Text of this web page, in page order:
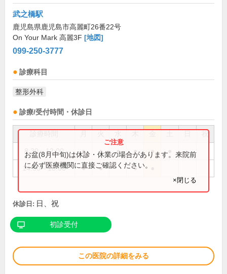
武之橋駅
鹿児島県鹿児島市高麗町26番22号
On Your Mark 高麗3F [地図]
099-250-3777
診療科目
整形外科
診療/受付時間・休診日
祝
8:30～12:00 ● ● ● ● ●
14:30～18:00 ● ● ●
お盆(8月中旬)は休診・休業の場合があります。来院前
に必ず医療機関に直接ご確認ください。
×閉じる
休診日: 日、祝
初診受付
この医院の詳細をみる